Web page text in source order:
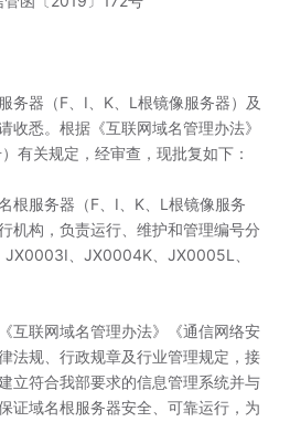
器（F、I、K、L根镜像服务器）及
收悉。根据《互联网域名管理办法》
有关规定，经审查，现批复如下：
服务器（F、I、K、L根镜像服务
机构，负责运行、维护和管理编号分
、JX0004K、JX0005L、
联网域名管理办法》《通信网络安
法规、行政规章及行业管理规定，接
立符合我部要求的信息管理系统并与
证域名根服务器安全、可靠运行，为